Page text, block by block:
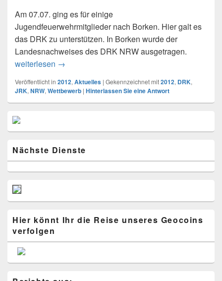
Am 07.07. ging es für einige
Jugendfeuerwehrmitglieder nach Borken. Hier galt es
das DRK zu unterstützen. In Borken wurde der
Landesnachweises des DRK NRW ausgetragen.
weiterlesen 07.07.2012: JF Gescher unterstützt bei
→
Veröffentlicht in 2012, Aktuelles | Gekennzeichnet mit2012, DRK,
JRK, NRW, Wettbewerb | Hinterlassen Sie eine Antwort
Primärer
Seitenleisten
Widget-
Nächste Dienste
Hier könnt Ihr die Reise unseres Geocoins
verfolgen